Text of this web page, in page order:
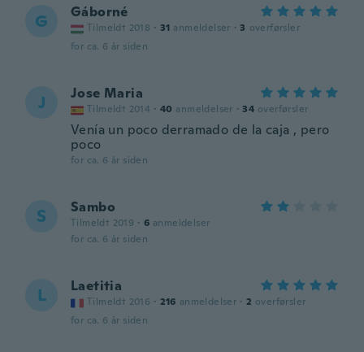
G Gáborné
Tilmeldt 2018 · 31 anmeldelser · 3 overførsler
for ca. 6 år siden
J Jose Maria
Tilmeldt 2014 · 40 anmeldelser · 34 overførsler
Venía un poco derramado de la caja , pero
poco
for ca. 6 år siden
S Sambo
Tilmeldt 2019 · 6 anmeldelser
for ca. 6 år siden
L Laetitia
Tilmeldt 2016 · 216 anmeldelser · 2 overførsler
for ca. 6 år siden